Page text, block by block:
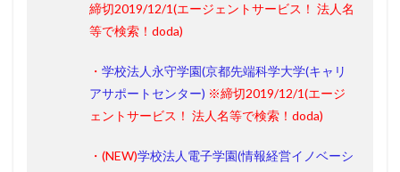
締切2019/12/1(エージェントサービス！ 法人名
等で検索！doda)
・ 学校法人永守学園(京都先端科学大学(キャリ
アサポートセンター) ※締切2019/12/1(エージ
ェントサービス！ 法人名等で検索！doda)
・(NEW)学校法人電子学園(情報経営イノベーシ